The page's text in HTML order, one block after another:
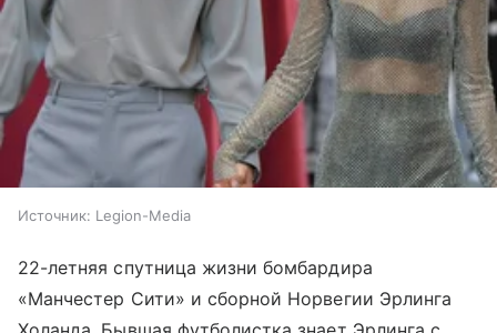
Источник: Legion-Media
22-летняя спутница жизни бомбардира
«Манчестер Сити» и сборной Норвегии Эрлинга